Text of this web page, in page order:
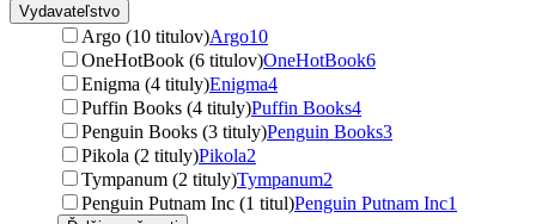
Vydavateľstvo
Argo (10 titulov)Argo10
OneHotBook (6 titulov)OneHotBook6
Enigma (4 tituly)Enigma4
Puffin Books (4 tituly)Puffin Books4
Penguin Books (3 tituly)Penguin Books3
Pikola (2 tituly)Pikola2
Tympanum (2 tituly)Tympanum2
Penguin Putnam Inc (1 titul)Penguin Putnam Inc1